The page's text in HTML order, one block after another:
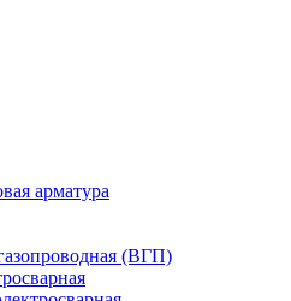
арматура
(ВГП)